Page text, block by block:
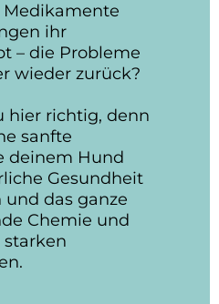
Medikamente
ihr
– die Probleme
wieder zurück?
hier richtig, denn
sanfte
deinem Hund
Gesundheit
das ganze
Chemie und